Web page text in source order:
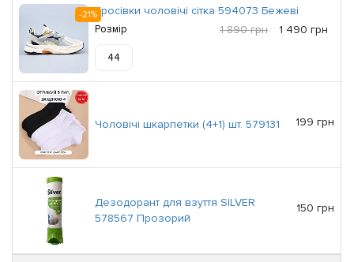
-21%Кросівки чоловічі сітка 594073 Бежеві
Розмір 1 890 грн 1 490 грн
44
Чоловічі шкарпетки (4+1) шт. 579131 199 грн
Дезодорант для взуття SILVER
578567 Прозорий
150 грн